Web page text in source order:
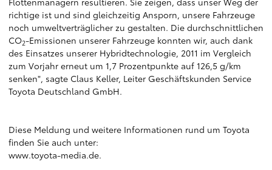
richtige ist und sind gleichzeitig Ansporn, unsere Fahrzeuge
noch umweltverträglicher zu gestalten. Die durchschnittlichen
CO2-Emissionen unserer Fahrzeuge konnten wir, auch dank
des Einsatzes unserer Hybridtechnologie, 2011 im Vergleich
zum Vorjahr erneut um 1,7 Prozentpunkte auf 126,5 g/km
senken", sagte Claus Keller, Leiter Geschäftskunden Service
Toyota Deutschland GmbH.
Diese Meldung und weitere Informationen rund um Toyota
finden Sie auch unter:
www.toyota-media.de.